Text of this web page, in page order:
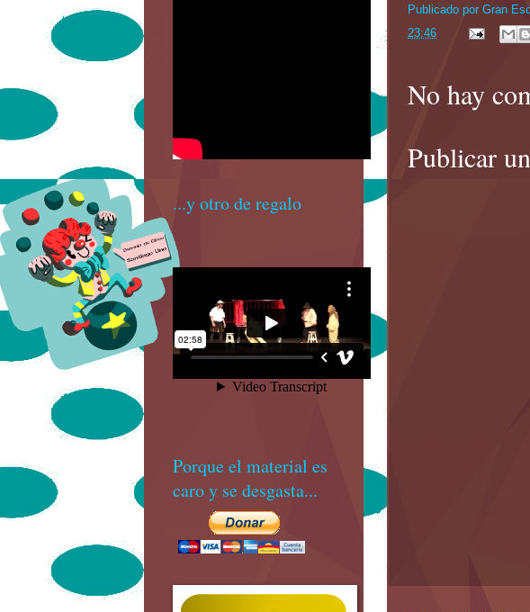
Publicado por Gran
23:46
No hay
Publicar
...y otro de regalo
Porque el material es
caro y se desgasta...